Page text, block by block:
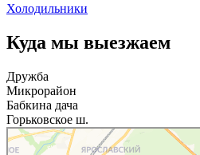
Холодильники
Куда мы выезжаем
Дружба
Микрорайон
Бабкина дача
Горьковское ш.